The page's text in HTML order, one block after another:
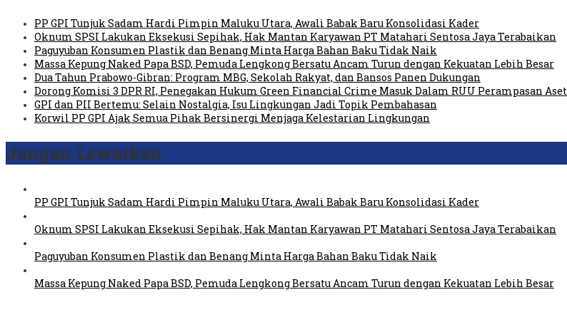
PP GPI Tunjuk Sadam Hardi Pimpin Maluku Utara, Awali Babak Baru Konsolidasi Kader
Oknum SPSI Lakukan Eksekusi Sepihak, Hak Mantan Karyawan PT Matahari Sentosa Jaya Terabaikan
Paguyuban Konsumen Plastik dan Benang Minta Harga Bahan Baku Tidak Naik
Massa Kepung Naked Papa BSD, Pemuda Lengkong Bersatu Ancam Turun dengan Kekuatan Lebih Besar
Dua Tahun Prabowo-Gibran: Program MBG, Sekolah Rakyat, dan Bansos Panen Dukungan
Dorong Komisi 3 DPR RI, Penegakan Hukum Green Financial Crime Masuk Dalam RUU Perampasan Aset
GPI dan PII Bertemu: Selain Nostalgia, Isu Lingkungan Jadi Topik Pembahasan
Korwil PP GPI Ajak Semua Pihak Bersinergi Menjaga Kelestarian Lingkungan
Jangan Lewatkan
PP GPI Tunjuk Sadam Hardi Pimpin Maluku Utara, Awali Babak Baru Konsolidasi Kader
Oknum SPSI Lakukan Eksekusi Sepihak, Hak Mantan Karyawan PT Matahari Sentosa Jaya Terabaikan
Paguyuban Konsumen Plastik dan Benang Minta Harga Bahan Baku Tidak Naik
Massa Kepung Naked Papa BSD, Pemuda Lengkong Bersatu Ancam Turun dengan Kekuatan Lebih Besar